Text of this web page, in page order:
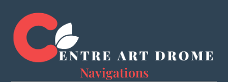
Navigations